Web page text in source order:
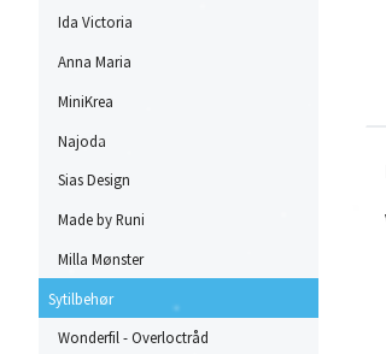
Ida Victoria
Anna Maria
MiniKrea
Najoda
Sias Design
Made by Runi
Milla Mønster
Sytilbehør
Wonderfil - Overloctråd